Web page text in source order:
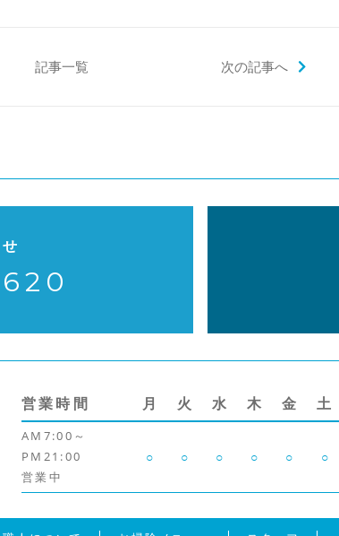
o
記事一覧 次の記事へ
営業時間 月 火 水 木 金 土
AM7:00～
PM21:00
営業中
○ ○ ○ ○ ○ ○